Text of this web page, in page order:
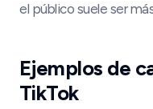
el público suele ser
Ejemplos de
TikTok